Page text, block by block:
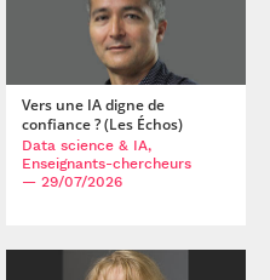
Vers une IA digne de
confiance ? (Les Échos)
Data science & IA,
Enseignants-chercheurs
— 29/07/2026